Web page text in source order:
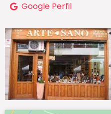
Google Perfil